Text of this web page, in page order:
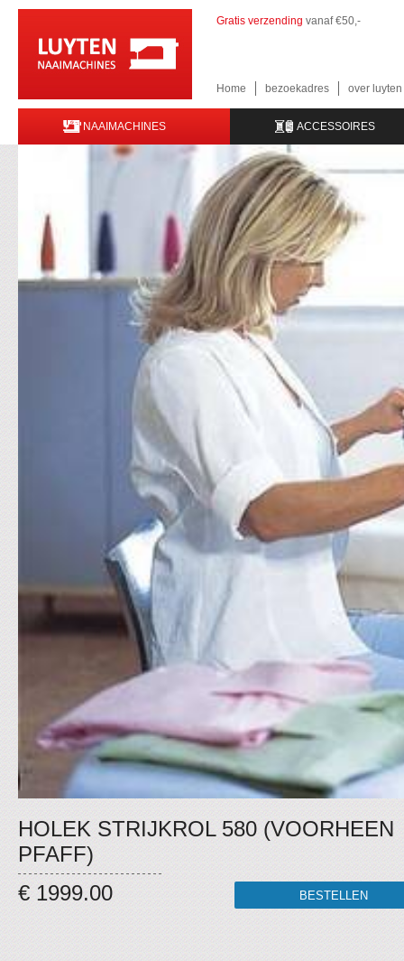
Gratis verzending vanaf €50,-
Home bezoekadres over
NAAIMACHINES ACCESSOIRES
HOLEK STRIJKROL 580 (VOORHEEN
PFAFF)
€ 1999.00